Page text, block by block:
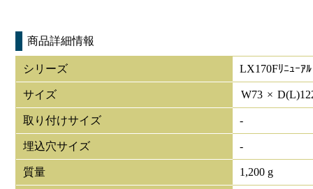
商品詳細情報
シリーズ LX170Fﾘﾆｭｰｱﾙ
サイズ W73 × D(L)
取り付けサイズ -
埋込穴サイズ -
質量 1,200 g